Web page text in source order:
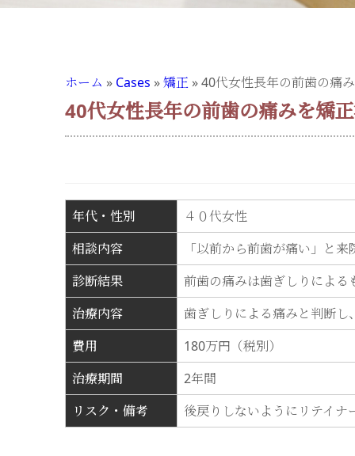
ホーム » Cases »矯正 »40代女性長年の前歯の痛
40代女性長年の前歯の痛みを矯
年代・性別
４０代女性
相談内容
「以前から前歯が痛い」と
診断結果
前歯の痛みは歯ぎしりによる
治療内容
歯ぎしりによる痛みと判断
費用
180万円（税別）
治療期間
2年間
リスク・備考
後戻りしないようにリテイ